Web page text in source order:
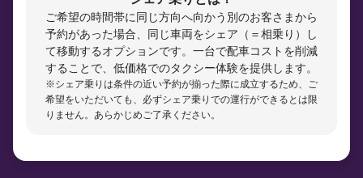
ご希望の時間帯に同じ方向へ向かう別のお客さまから
予約があった場合、同じ車両をシェア（＝相乗り）し
て移動するオプションです。一台で配車コストを削減
することで、低価格でのタクシー体験を提供します。
※シェア乗りは条件の近い予約が揃った際に成立するため、ご
希望をいただいても、必ずシェア乗りでの運行ができるとは限
りません。あらかじめご了承ください。